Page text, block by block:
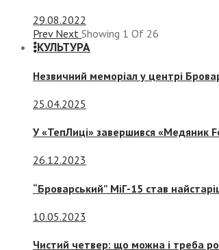
29.08.2022
Prev Next Showing 1 Of 26
КУЛЬТУРА
Незвичний меморіал у центрі
25.04.2025
У «ТепЛиці» завершився «Медяник
26.12.2023
“Броварський” МіГ-15 став
10.05.2023
Чистий четвер: що можна і треба